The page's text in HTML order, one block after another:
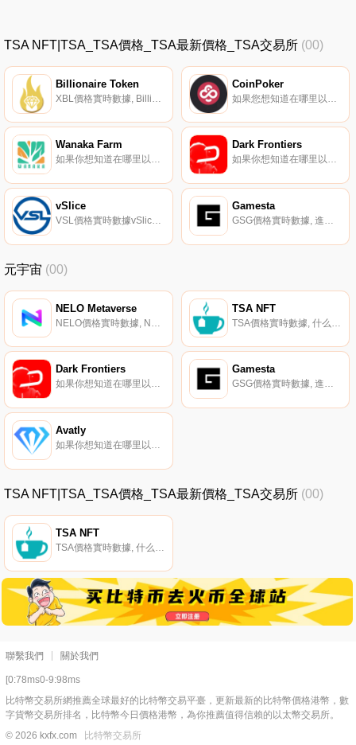
TSA NFT|TSA_TSA價格_TSA最新價格_TSA交易所 (00)
Billionaire Token CoinPoker
Wanaka Farm
如果你想知道在哪里以當前價格購買Wanaka Farm,目前交易{Wanaka Farm]股票的頂級加密貨幣交易所是LBank、PancakeSwap（V2）和HotWANAt。您可以在我們的加密貨幣交易所頁面上找到其他列表.
Dark Frontiers
如果你想知道在哪里以當前價格購買Dark Frontiers,目前交易{Dark Frontiers]股票的頂級加密貨幣交易所是CoinTiger、Gate.io、LATOKEN、PancakeSwap（V2）和HotDARKt。您可以在我們的加密貨幣交易所頁面上找到其他列表.
vSlice
VSL價格實時數據vSlice（VSL）是一種加密貨幣,在以太坊平臺上運行。vSlice的電流供應為33390496.0333756。最近已知的vSlice價格為0.01245339美元,在過去24小時內上漲了0.05美元。更多信息請訪問http://www.vslice.io/.
Gamesta
GSG價格實時數據, 進入GAMESTA,這是一個由人工智能驅動的公會,使投資者能夠連接并授權世界各地成千上萬的游戲玩家賺取收入。預計未來5年,游戲業的價值將超過2680億美元.
元宇宙 (00)
NELO Metaverse TSA NFT
Dark Frontiers
如果你想知道在哪里以當前價格購買Dark Frontiers,目前交易{Dark Frontiers]股票的頂級加密貨幣交易所是CoinTiger、Gate.io、LATOKEN、PancakeSwap（V2）和HotDARKt。您可以在我們的加密貨幣交易所頁面上找到其他列表.
Gamesta
GSG價格實時數據, 進入GAMESTA,這是一個由人工智能驅動的公會,使投資者能夠連接并授權世界各地成千上萬的游戲玩家賺取收入。預計未來5年,游戲業的價值將超過2680億美元.
Avatly
如果你想知道在哪里以當前價格購買Avatly,目前交易{Avatly]股票的頂級加密貨幣交易所是BitMart和PancakeSwap（V2）。您可以在我們的加密貨幣交易所頁面上找到其他列表.
TSA NFT|TSA_TSA價格_TSA最新價格_TSA交易所 (00)
TSA NFT
聯繫我們 關於我們
[0:78ms0-9:98ms
比特幣交易所網推薦全球最好的比特幣交易平臺，更新最新的比特幣價格港幣，數
字貨幣交易所排名，比特幣今日價格港幣，為你推薦值得信賴的以太幣交易所。
© 2026 kxfx.com
比特幣交易所